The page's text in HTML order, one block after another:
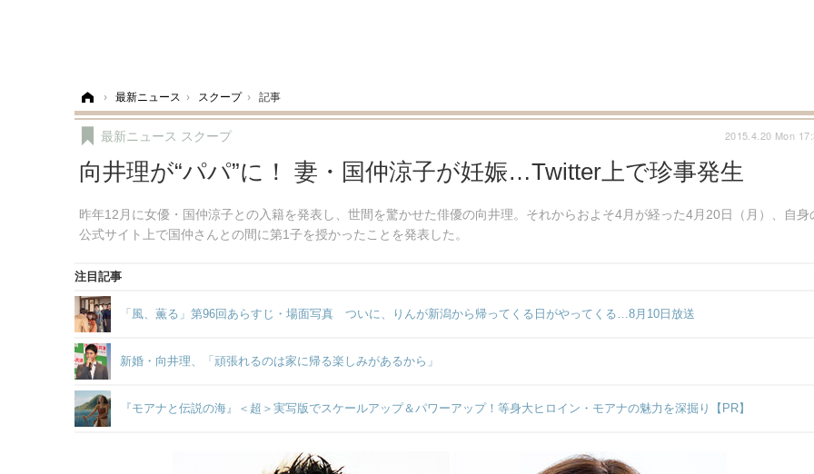
› 最新ニュース › スクープ › 記事
向井理が“パパ”に！ 妻・国仲涼子が妊娠…Twitter上で珍事発生
昨年12月に女優・国仲涼子との入籍を発表し、世間を驚かせた俳優の向井理。それからおよそ4月が経った4月20日（月）、自身
公式サイト上で国仲さんとの間に第1子を授かったことを発表した。
最新ニュース スクープ 2015.4.20 Mon
注目記事
「風、薫る」第96回あらすじ・場面写真 ついに、りんが新潟から帰ってくる日がやってくる…8月10日放送
新婚・向井理、「頑張れるのは家に帰る楽しみがあるから」
『モアナと伝説の海』＜超＞実写版でスケールアップ＆パワーアップ！等身大ヒロイン・モアナの魅力を深掘り【PR】